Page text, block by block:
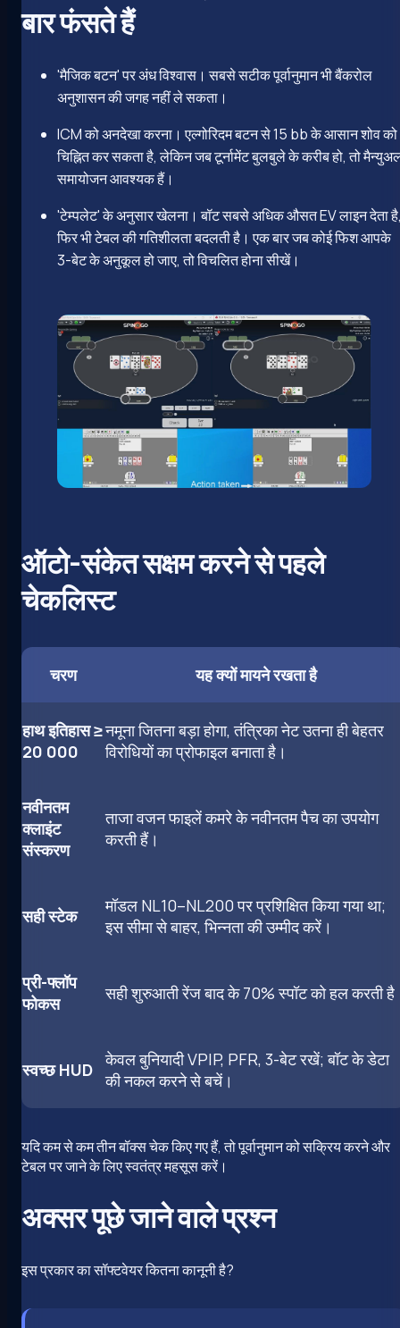
बार फंसते हैं
'मैजिक बटन' पर अंध विश्वास। सबसे सटीक पूर्वानुमान भी बैंकरोल
अनुशासन की जगह नहीं ले सकता।
ICM को अनदेखा करना। एल्गोरिदम बटन से 15 bb के आसान शोव को
चिह्नित कर सकता है, लेकिन जब टूर्नामेंट बुलबुले के करीब हो, तो
समायोजन आवश्यक हैं।
'टेम्पलेट' के अनुसार खेलना। बॉट सबसे अधिक औसत EV लाइन देता
फिर भी टेबल की गतिशीलता बदलती है। एक बार जब कोई फिश आपके
3-बेट के अनुकूल हो जाए, तो विचलित होना सीखें।
ऑटो-संकेत सक्षम करने से पहले
चेकलिस्ट
चरण यह क्यों मायने रखता है
हाथ इतिहास ≥
20 000
नमूना जितना बड़ा होगा, तंत्रिका नेट उतना ही बेहतर
विरोधियों का प्रोफाइल बनाता है।
नवीनतम
क्लाइंट
संस्करण
ताजा वजन फाइलें कमरे के नवीनतम पैच का उपयोग
करती हैं।
सही स्टेक
मॉडल NL10–NL200 पर प्रशिक्षित किया गया था;
इस सीमा से बाहर, भिन्नता की उम्मीद करें।
प्री-फ्लॉप
फोकस
सही शुरुआती रेंज बाद के 70% स्पॉट को हल करती
स्वच्छ HUD केवल बुनियादी VPIP, PFR, 3-बेट रखें; बॉट के डेटा
की नकल करने से बचें।
यदि कम से कम तीन बॉक्स चेक किए गए हैं, तो पूर्वानुमान को सक्रिय करने और
टेबल पर जाने के लिए स्वतंत्र महसूस करें।
अक्सर पूछे जाने वाले प्रश्न
इस प्रकार का सॉफ्टवेयर कितना कानूनी है?